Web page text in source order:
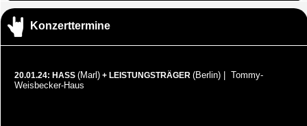
Konzerttermine
20.01.24: HASS (Marl) + LEISTUNGSTRÄGER (Berlin) | Tommy-
Weisbecker-Haus